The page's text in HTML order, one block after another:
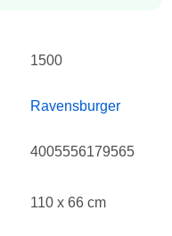
1500
Ravensburger
4005556179565
110 x 66 cm